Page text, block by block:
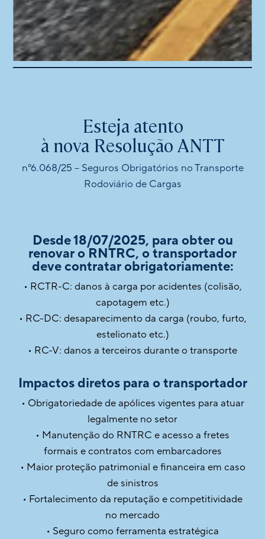
Esteja atento
à nova Resolução ANTT
nº6.068/25 – Seguros Obrigatórios no Transporte
Rodoviário de Cargas
Desde 18/07/2025, para obter ou
renovar o RNTRC, o transportador
deve contratar obrigatoriamente:
• RCTR-C: danos à carga por acidentes (colisão,
capotagem etc.)
• RC-DC: desaparecimento da carga (roubo, furto,
estelionato etc.)
• RC-V: danos a terceiros durante o transporte
Impactos diretos para o transportador
• Obrigatoriedade de apólices vigentes para atuar
legalmente no setor
• Manutenção do RNTRC e acesso a fretes
formais e contratos com embarcadores
• Maior proteção patrimonial e financeira em caso
de sinistros
• Fortalecimento da reputação e competitividade
no mercado
• Seguro como ferramenta estratégica